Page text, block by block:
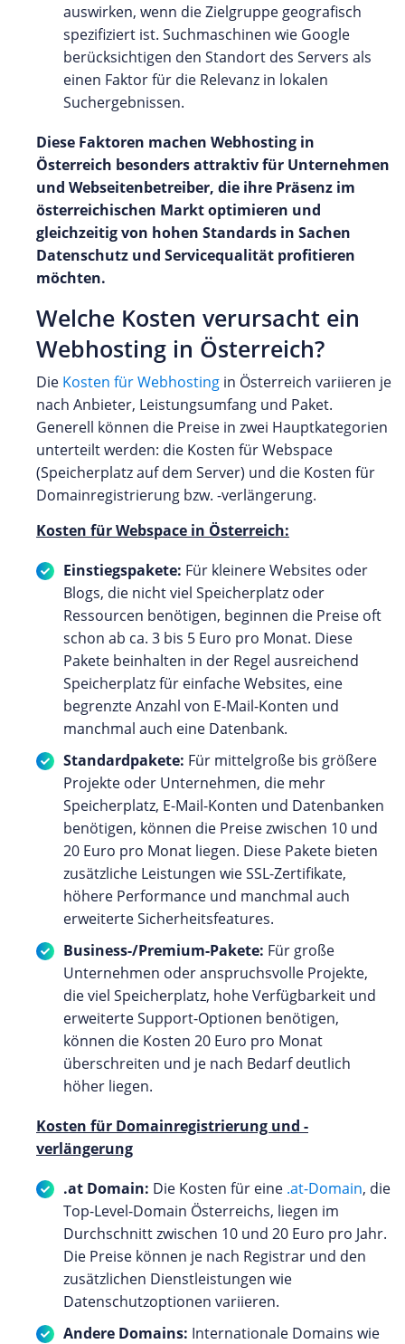
auswirken, wenn die Zielgruppe geografisch
spezifiziert ist. Suchmaschinen wie Google
berücksichtigen den Standort des Servers als
einen Faktor für die Relevanz in lokalen
Suchergebnissen.
Diese Faktoren machen Webhosting in
Österreich besonders attraktiv für Unternehmen
und Webseitenbetreiber, die ihre Präsenz im
österreichischen Markt optimieren und
gleichzeitig von hohen Standards in Sachen
Datenschutz und Servicequalität profitieren
möchten.
Welche Kosten verursacht ein
Webhosting in Österreich?
Die Kosten für Webhosting in Österreich variieren je
nach Anbieter, Leistungsumfang und Paket.
Generell können die Preise in zwei Hauptkategorien
unterteilt werden: die Kosten für Webspace
(Speicherplatz auf dem Server) und die Kosten für
Domainregistrierung bzw. -verlängerung.
Kosten für Webspace in Österreich:
Einstiegspakete: Für kleinere Websites oder
Blogs, die nicht viel Speicherplatz oder
Ressourcen benötigen, beginnen die Preise oft
schon ab ca. 3 bis 5 Euro pro Monat. Diese
Pakete beinhalten in der Regel ausreichend
Speicherplatz für einfache Websites, eine
begrenzte Anzahl von E-Mail-Konten und
manchmal auch eine Datenbank.
Standardpakete: Für mittelgroße bis größere
Projekte oder Unternehmen, die mehr
Speicherplatz, E-Mail-Konten und Datenbanken
benötigen, können die Preise zwischen 10 und
20 Euro pro Monat liegen. Diese Pakete bieten
zusätzliche Leistungen wie SSL-Zertifikate,
höhere Performance und manchmal auch
erweiterte Sicherheitsfeatures.
Business-/Premium-Pakete: Für große
Unternehmen oder anspruchsvolle Projekte,
die viel Speicherplatz, hohe Verfügbarkeit und
erweiterte Support-Optionen benötigen,
können die Kosten 20 Euro pro Monat
überschreiten und je nach Bedarf deutlich
höher liegen.
Kosten für Domainregistrierung und -
verlängerung
.at Domain: Die Kosten für eine .at-Domain, die
Top-Level-Domain Österreichs, liegen im
Durchschnitt zwischen 10 und 20 Euro pro Jahr.
Die Preise können je nach Registrar und den
zusätzlichen Dienstleistungen wie
Datenschutzoptionen variieren.
Andere Domains: Internationale Domains wie